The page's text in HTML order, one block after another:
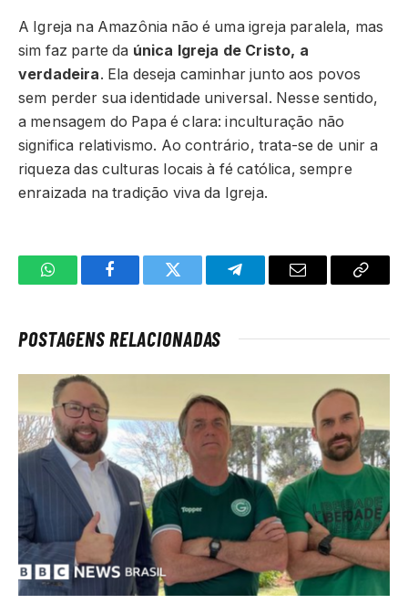
A Igreja na Amazônia não é uma igreja paralela, mas
sim faz parte da única Igreja de Cristo, a
verdadeira. Ela deseja caminhar junto aos povos
sem perder sua identidade universal. Nesse sentido,
a mensagem do Papa é clara: inculturação não
significa relativismo. Ao contrário, trata-se de unir a
riqueza das culturas locais à fé católica, sempre
enraizada na tradição viva da Igreja.
WhatsAppFacebookTwitter TelegramaE-
Copiar
POSTAGENS RELACIONADAS